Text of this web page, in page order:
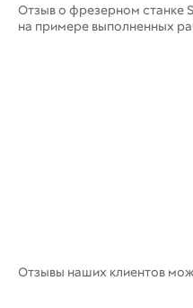
Отзыв о фрезерном станке
на примере выполненных
Отзывы наших клиентов